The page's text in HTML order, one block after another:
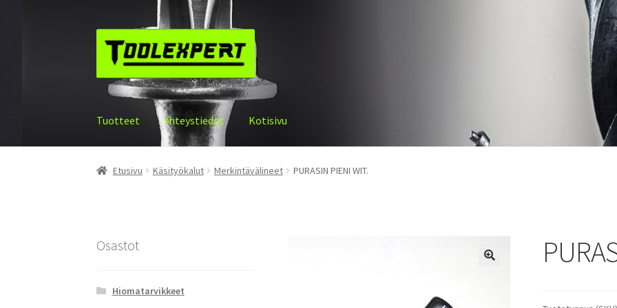
navigointiin
sisältöön
Tuotteet Yhteystiedot Kotisivu
Etusivu Käsityökalut Merkintävälineet PURASIN PIENI WIT.
Osastot
Hiomatarvikkeet